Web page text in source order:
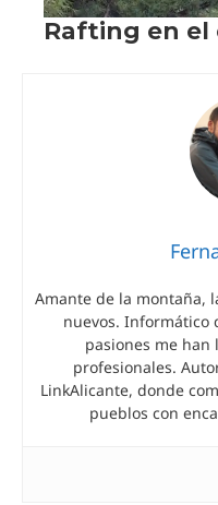
Amante de la montaña,
nuevos. Informático
pasiones me han
profesionales.
LinkAlicante, donde
pueblos con